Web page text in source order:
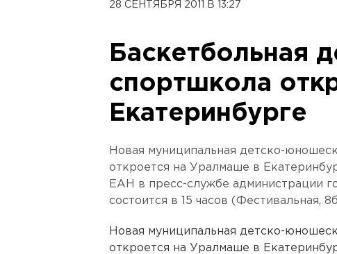
28 СЕНТЯБРЯ 2011 В 13:27
Баскетбольная
спортшкола
Екатеринбурге
Новая муниципальная детско-
откроется на Уралмаше в
ЕАН в пресс-службе администрации
состоится в 15 часов (Фестивальная,
Новая муниципальная детско-
откроется на Уралмаше в